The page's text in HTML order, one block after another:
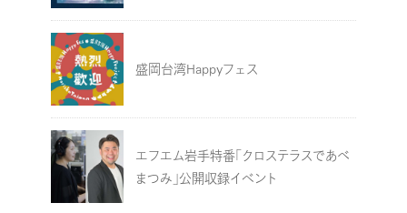
盛岡台湾Happyフェス
エフエム岩手特番「クロステラスであべ
まつみ」公開収録イベント